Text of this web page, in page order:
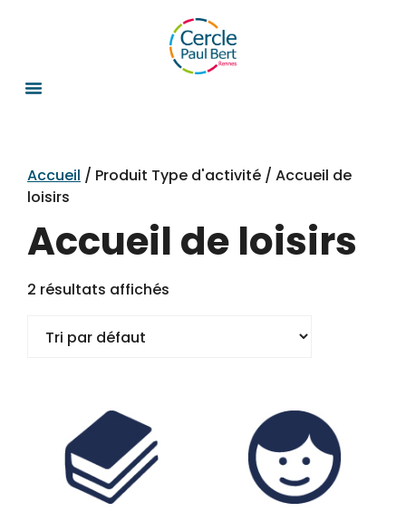
Accueil / Produit Type d'activité / Accueil de
loisirs
Accueil de loisirs
2 résultats affichés